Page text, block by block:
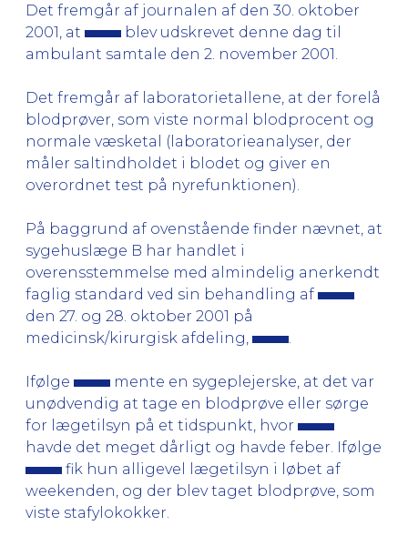
Det fremgår af journalen af den 30. oktober
2001, at
blev udskrevet denne dag til
ambulant samtale den 2. november 2001.
Det fremgår af laboratorietallene, at der forelå
blodprøver, som viste normal blodprocent og
normale væsketal (laboratorieanalyser, der
måler saltindholdet i blodet og giver en
overordnet test på nyrefunktionen).
På baggrund af ovenstående finder nævnet, at
sygehuslæge B har handlet i
overensstemmelse med almindelig anerkendt
faglig standard ved sin behandling af
den 27. og 28. oktober 2001 på
medicinsk/kirurgisk afdeling,
Ifølge
mente en sygeplejerske, at det var
unødvendig at tage en blodprøve eller sørge
for lægetilsyn på et tidspunkt, hvor
havde det meget dårligt og havde feber. Ifølge
fik hun alligevel lægetilsyn i løbet af
weekenden, og der blev taget blodprøve, som
viste stafylokokker.